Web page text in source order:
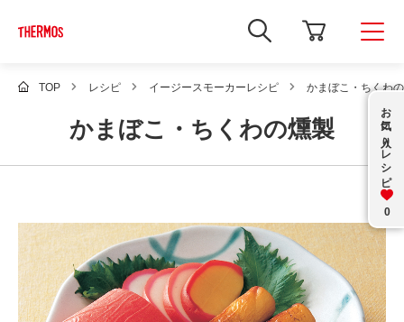
新
し
ィ
ン
ウ
で
サ
検
索
を
開
き
ま
す
TOP レシピ イージースモーカーレシピ かまぼこ・ちくわ
かまぼこ・ちくわの燻製 お気に入り
レシピ
0